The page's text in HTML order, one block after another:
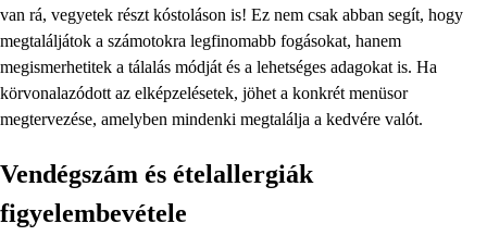
van rá, vegyetek részt kóstoláson is! Ez nem csak abban segít, hogy
megtaláljátok a számotokra legfinomabb fogásokat, hanem
megismerhetitek a tálalás módját és a lehetséges adagokat is. Ha
körvonalazódott az elképzelésetek, jöhet a konkrét menüsor
megtervezése, amelyben mindenki megtalálja a kedvére valót.
Vendégszám és ételallergiák
figyelembevétele